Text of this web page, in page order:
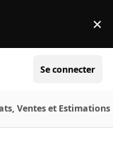
×
Se connecter
Ventes et Estimations